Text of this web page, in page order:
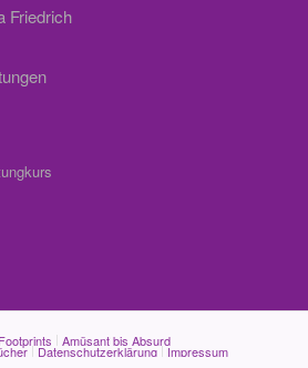
Friedrich
Footprints Amüsant bis Absurd
Datenschutzerklärung Impressum